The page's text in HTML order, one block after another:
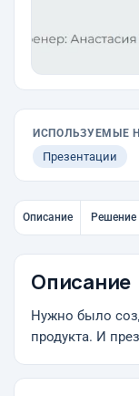
ИСПОЛЬЗУЕМЫЕ
Презентации
Описание Решение
Описание
Нужно было
продукта. И